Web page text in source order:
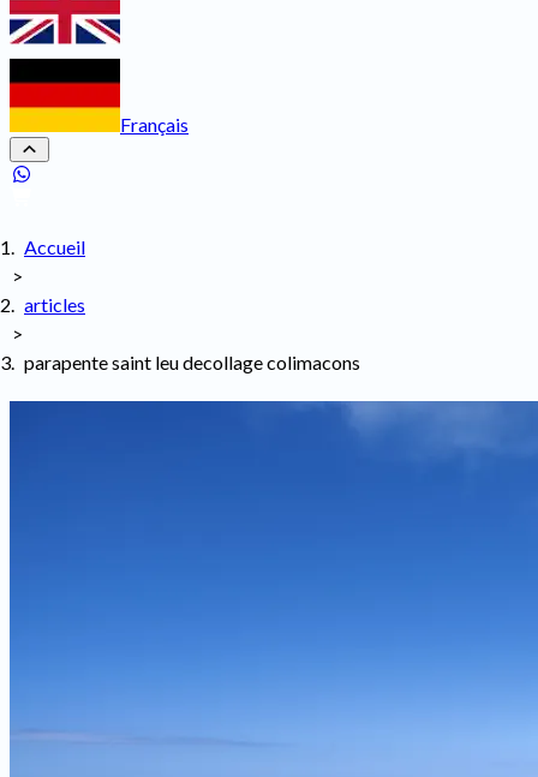
Français
Accueil
>
articles
>
parapente saint leu decollage colimacons